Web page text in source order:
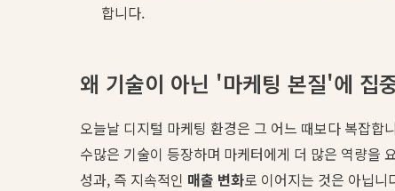
합니다.
왜 기술이 아닌 '마케팅 본질'에 집
오늘날 디지털 마케팅 환경은 그 어느 때보다 복잡합
수많은 기술이 등장하며 마케터에게 더 많은 역량을
성과, 즉 지속적인 매출 변화로 이어지는 것은 아닙니